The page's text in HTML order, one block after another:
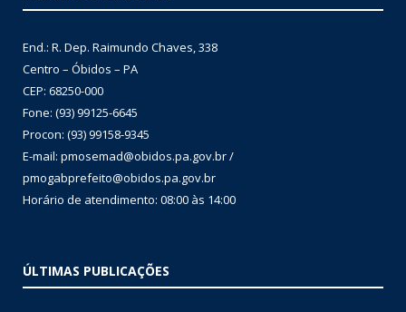
End.: R. Dep. Raimundo Chaves, 338
Centro – Óbidos – PA
CEP: 68250-000
Fone: (93) 99125-6645
Procon: (93) 99158-9345
E-mail: pmosemad@obidos.pa.gov.br /
pmogabprefeito@obidos.pa.gov.br
Horário de atendimento: 08:00 às 14:00
ÚLTIMAS PUBLICAÇÕES